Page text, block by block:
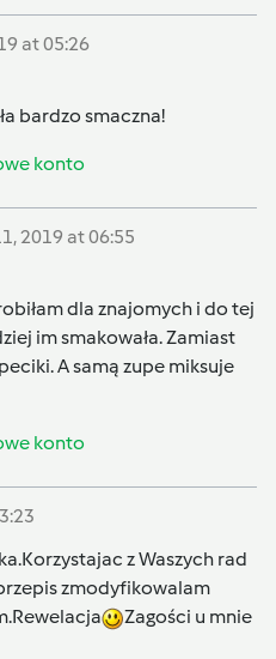
at 05:26
bardzo smaczna!
konto
2019 at 06:55
dla znajomych i do tej
im smakowała. Zamiast
A samą zupe miksuje
konto
z Waszych rad
zmodyfikowalam
Zagości u mnie